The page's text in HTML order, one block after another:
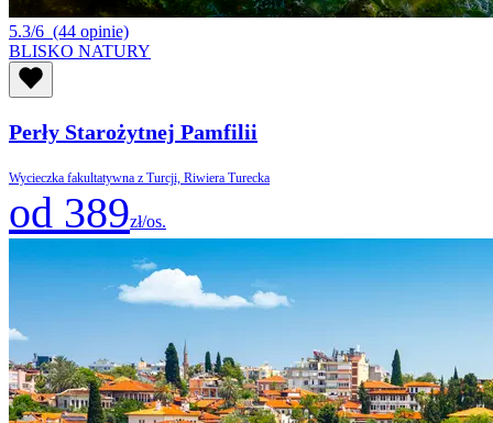
5.3/6 (44 opinie)
BLISKO NATURY
Perły Starożytnej Pamfilii
Wycieczka fakultatywna z Turcji, Riwiera Turecka
od 389zł/os.